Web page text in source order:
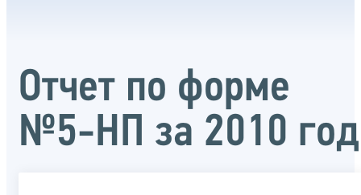
Отчет по форме
№5-НП за 2010 год